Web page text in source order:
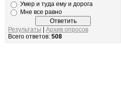
Умер и туда ему и дорога
Мне все равно
Результаты
Архив опросов
Всего ответов: 508